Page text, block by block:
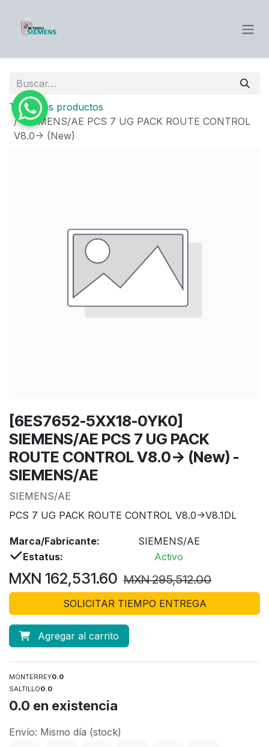
Todos los productos
SIEMENS/AE PCS 7 UG PACK ROUTE CONTROL
V8.0-> (New)
[6ES7652-5XX18-0YK0]
SIEMENS/AE PCS 7 UG PACK
ROUTE CONTROL V8.0-> (New) -
SIEMENS/AE
SIEMENS/AE
PCS 7 UG PACK ROUTE CONTROL V8.0->V8.1DL
Marca/Fabricante:
SIEMENS/AE
Estatus:
Activo
MXN 162,531.60 MXN295,512.00
SOLICITAR TIEMPO ENTREGA
Agregar al carrito
MONTERREY0.0
SALTILLO0.0
0.0 en existencia
Envío: Mismo día (stock)